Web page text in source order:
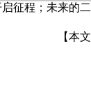
征程；未来
【本